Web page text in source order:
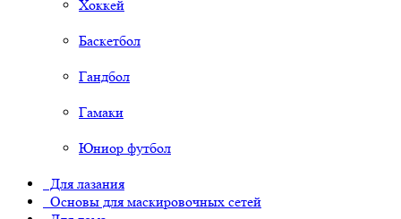
Хоккей
Баскетбол
Гандбол
Гамаки
Юниор футбол
Для лазания
Основы для маскировочных сетей